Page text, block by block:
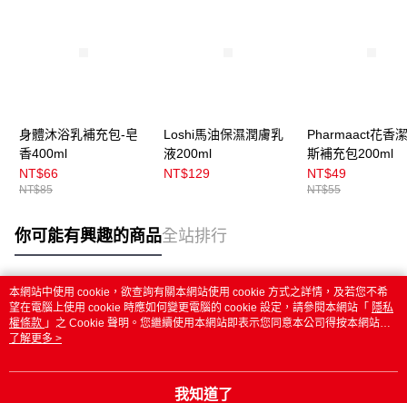
身體沐浴乳補充包-皂
香400ml
NT$66
NT$85
Loshi馬油保濕潤膚乳
液200ml
NT$129
Pharmaact花香
斯補充包200ml
NT$49
NT$55
你可能有興趣的商品全站排行
熱門標籤
本網站中使用 cookie，欲查詢有關本網站使用 cookie 方式之詳情，及若您不希
望在電腦上使用 cookie 時應如何變更電腦的 cookie 設定，請參閱本網站「 隱私
權條款 」之 Cookie 聲明。您繼續使用本網站即表示您同意本公司得按本網站使
用條款之 Cookie 聲明使用 cookie。
了解更多 >
我知道了